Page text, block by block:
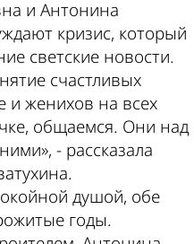
и Антонина
кризис, который
светские новости.
счастливых
и женихов на всех
общаемся. Они над
- рассказала
душой, обе
годы.